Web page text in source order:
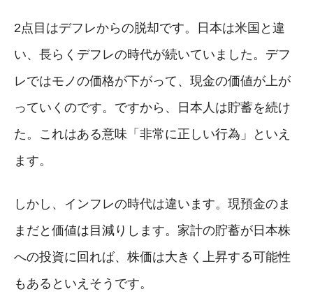
2点目はデフレからの脱却です。日本は米国と違
い、長らくデフレの時代が続いていました。デフ
レではモノの価格が下がって、現金の価値が上が
っていくのです。ですから、日本人は貯蓄を続け
た。これはある意味「非常に正しい行為」といえ
ます。
しかし、インフレの時代は違います。現預金のま
まだと価値は目減りします。家計の貯蓄が日本株
への投資に回れば、株価は大きく上昇する可能性
もあるといえそうです。